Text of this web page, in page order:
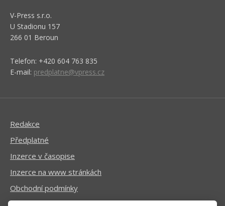
V-Press s.r.o.
U Stadionu 157
266 01 Beroun
Telefon: +420 604 763 835
E-mail: predplatne@vpress.cz
Redakce
Předplatné
Inzerce v časopise
Inzerce na www stránkách
Obchodní podmínky